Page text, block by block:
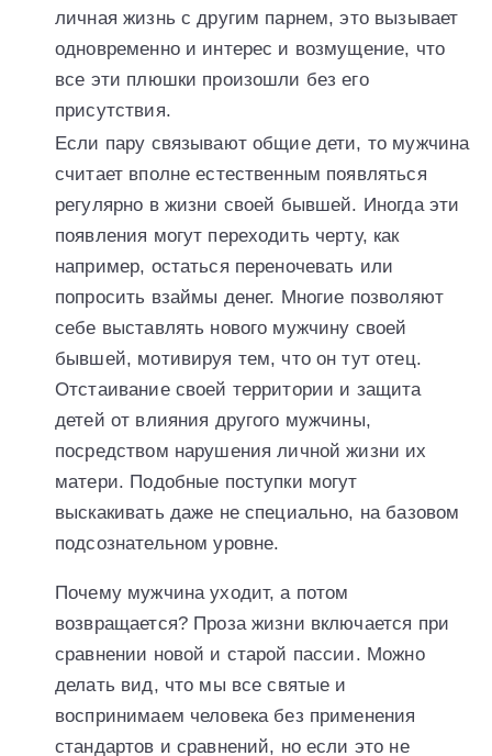
личная жизнь с другим парнем, это вызывает
одновременно и интерес и возмущение, что
все эти плюшки произошли без его
присутствия.
Если пару связывают общие дети, то мужчина
считает вполне естественным появляться
регулярно в жизни своей бывшей. Иногда эти
появления могут переходить черту, как
например, остаться переночевать или
попросить взаймы денег. Многие позволяют
себе выставлять нового мужчину своей
бывшей, мотивируя тем, что он тут отец.
Отстаивание своей территории и защита
детей от влияния другого мужчины,
посредством нарушения личной жизни их
матери. Подобные поступки могут
выскакивать даже не специально, на базовом
подсознательном уровне.
Почему мужчина уходит, а потом
возвращается? Проза жизни включается при
сравнении новой и старой пассии. Можно
делать вид, что мы все святые и
воспринимаем человека без применения
стандартов и сравнений, но если это не